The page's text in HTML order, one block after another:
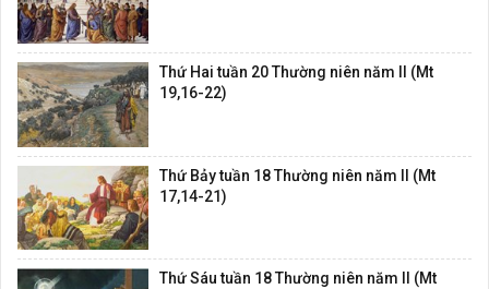
Thứ Hai tuần 20 Thường niên năm II (Mt
19,16-22)
Thứ Bảy tuần 18 Thường niên năm II (Mt
17,14-21)
Thứ Sáu tuần 18 Thường niên năm II (Mt